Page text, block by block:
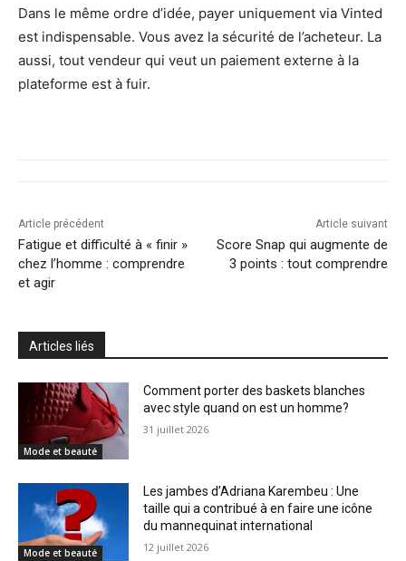
Dans le même ordre d’idée, payer uniquement via Vinted
est indispensable. Vous avez la sécurité de l’acheteur. La
aussi, tout vendeur qui veut un paiement externe à la
plateforme est à fuir.
Article précédent
Fatigue et difficulté à « finir »
chez l’homme : comprendre
et agir
Article suivant
Score Snap qui augmente de
3 points : tout comprendre
Articles liés
Mode et beauté
Comment porter des baskets blanches
avec style quand on est un homme?
31 juillet 2026
Mode et beauté
Les jambes d’Adriana Karembeu : Une
taille qui a contribué à en faire une icône
du mannequinat international
12 juillet 2026